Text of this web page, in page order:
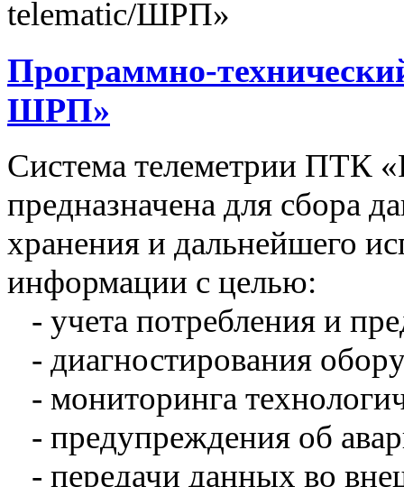
Программно-
ШРП»
Система телеметрии ПТК
предназначена для сбора
хранения и дальнейшего
информации с целью:
- учета потребления и
- диагностирования
- мониторинга
- предупреждения об
- передачи данных во